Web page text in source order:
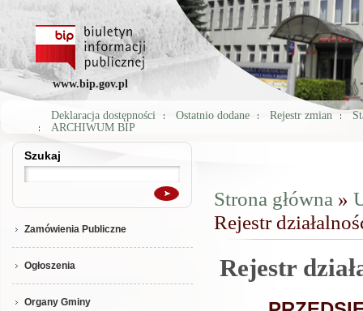
www.bip.gov.pl
Deklaracja dostępności Ostatnio dodane Rejestr zmian
ARCHIWUM BIP
Szukaj
Szukaj
Zamówienia Publiczne
Ogłoszenia
Organy Gminy
Jesteś tutaj
Strona główna »
Rejestr
Rejestr